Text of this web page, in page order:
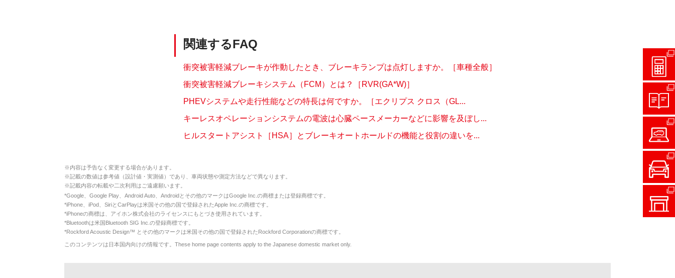
関連するFAQ
衝突被害軽減ブレーキが作動したとき、ブレーキランプは点灯しますか。［車種全般］
衝突被害軽減ブレーキシステム（FCM）とは？［RVR(GA*W)］
PHEVシステムや走行性能などの特長は何ですか。［エクリプス クロス（GL...
キーレスオペレーションシステムの電波は心臓ペースメーカーなどに影響を及ぼし...
ヒルスタートアシスト［HSA］とブレーキオートホールドの機能と役割の違いを...
※内容は予告なく変更する場合があります。
※記載の数値は参考値（設計値・実測値）であり、車両状態や測定方法などで異なります。
※記載内容の転載や二次利用はご遠慮願います。
*Google、Google Play、Android Auto、Androidとその他のマークはGoogle Inc.の商標または登録商標です。
*iPhone、iPod、SiriとCarPlayは米国その他の国で登録されたApple Inc.の商標です。
*iPhoneの商標は、アイホン株式会社のライセンスにもとづき使用されています。
*Bluetoothは米国Bluetooth SIG Inc.の登録商標です。
*Rockford Acoustic Design™ とその他のマークは米国その他の国で登録されたRockford Corporationの商標です。
このコンテンツは日本国内向けの情報です。These home page contents apply to the Japanese domestic market only.